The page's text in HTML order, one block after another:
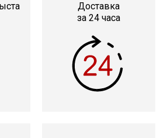
Доставка
за 24 часа